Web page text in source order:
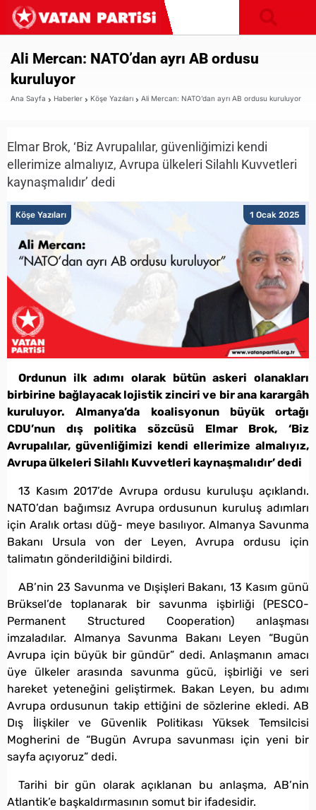
Ali Mercan: NATO’dan ayrı AB ordusu
kuruluyor
Ana Sayfa Haberler Köşe Yazıları Ali Mercan: NATO’dan ayrı AB ordusu kuruluyor
Elmar Brok, ‘Biz Avrupalılar, güvenliğimizi kendi
ellerimize almalıyız, Avrupa ülkeleri Silahlı Kuvvetleri
kaynaşmalıdır’ dedi
1 Ocak 2025
Köşe Yazıları
Ordunun ilk adımı olarak bütün askeri olanakları
birbirine bağlayacak lojistik zinciri ve bir ana karargâh
kuruluyor. Almanya’da koalisyonun büyük ortağı
CDU’nun dış politika sözcüsü Elmar Brok, ‘Biz
Avrupalılar, güvenliğimizi kendi ellerimize almalıyız,
Avrupa ülkeleri Silahlı Kuvvetleri kaynaşmalıdır’ dedi
13 Kasım 2017’de Avrupa ordusu kuruluşu açıklandı.
NATO’dan bağımsız Avrupa ordusunun kuruluş adımları
için Aralık ortası düğ- meye basılıyor. Almanya Savunma
Bakanı Ursula von der Leyen, Avrupa ordusu için
talimatın gönderildiğini bildirdi.
AB’nin 23 Savunma ve Dışişleri Bakanı, 13 Kasım günü
Brüksel’de toplanarak bir savunma işbirliği (PESCO-
Permanent Structured Cooperation) anlaşması
imzaladılar. Almanya Savunma Bakanı Leyen “Bugün
Avrupa için büyük bir gündür” dedi. Anlaşmanın amacı
üye ülkeler arasında savunma gücü, işbirliği ve seri
hareket yeteneğini geliştirmek. Bakan Leyen, bu adımı
Avrupa ordusunun takip ettiğini de sözlerine ekledi. AB
Dış İlişkiler ve Güvenlik Politikası Yüksek Temsilcisi
Mogherini de “Bugün Avrupa savunması için yeni bir
sayfa açıyoruz” dedi.
Tarihi bir gün olarak açıklanan bu anlaşma, AB’nin
Atlantik’e başkaldırmasının somut bir ifadesidir.